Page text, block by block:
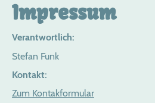
Impressum
Verantwortlich:
Stefan Funk
Kontakt:
Zum Kontakformular